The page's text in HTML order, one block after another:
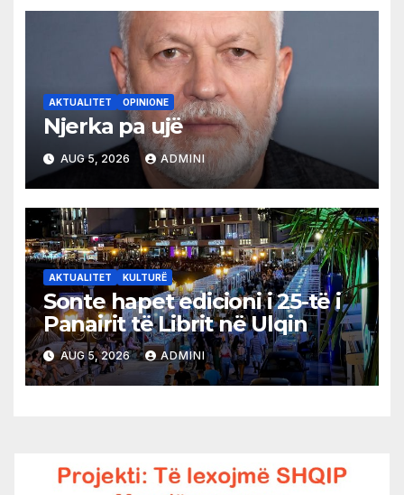
AKTUALITET OPINIONE
Njerka pa ujë
AUG 5, 2026 ADMINI
AKTUALITET KULTURË
Sonte hapet edicioni i 25-të i
Panairit të Librit në Ulqin
AUG 5, 2026 ADMINI